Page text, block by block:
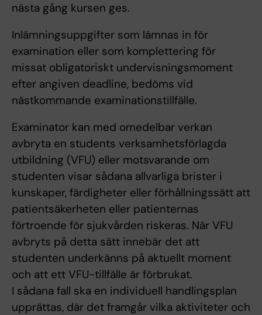
nästa gång kursen ges.
Inlämningsuppgifter som lämnas in för
examination eller som komplettering för
missat obligatoriskt undervisningsmoment
efter angiven deadline, bedöms vid
nästkommande examinationstillfälle.
Examinator kan med omedelbar verkan
avbryta en students verksamhetsförlagda
utbildning (VFU) eller motsvarande om
studenten visar sådana allvarliga brister i
kunskaper, färdigheter eller förhållningssätt att
patientsäkerheten eller patienternas
förtroende för sjukvården riskeras. När VFU
avbryts på detta sätt innebär det att
studenten underkänns på aktuellt moment
och att ett VFU-tillfälle är förbrukat.
I sådana fall ska en individuell handlingsplan
upprättas, där det framgår vilka aktiviteter och